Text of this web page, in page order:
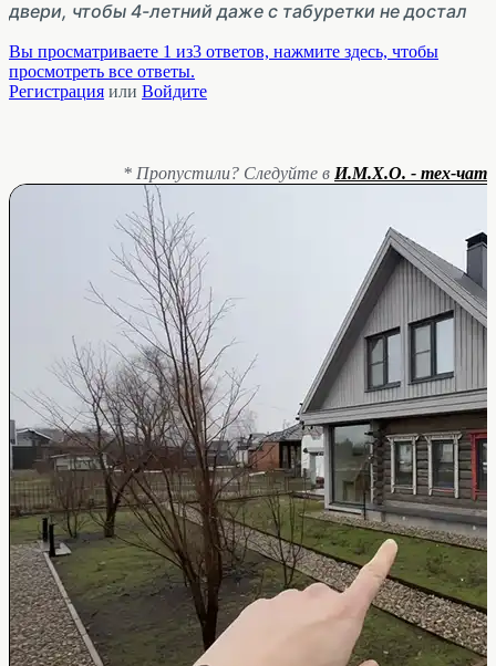
двери, чтобы 4-летний даже с табуретки не достал
Вы просматриваете 1 из3 ответов, нажмите здесь, чтобы
просмотреть все ответы.
Регистрация или Войдите
* Пропустили? Следуйте в И.М.Х.О. - тех-чат